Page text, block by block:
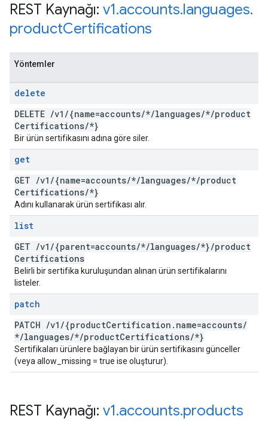
REST Kaynağı: v1.accounts.languages.
productCertifications
Yöntemler
delete
DELETE /v1 /{name=accounts/*/languages/*/product
Certifications/*}
Bir ürün sertifikasını adına göre siler.
get
GET /v1 /{name=accounts/*/languages/*/product
Certifications/*}
Adını kullanarak ürün sertifikası alır.
list
GET /v1 /{parent=accounts/*/languages/*}/product
Certifications
Belirli bir sertifika kuruluşundan alınan ürün sertifikalarını
listeler.
patch
PATCH /v1 /{productCertification . name=accounts/
*/languages/*/productCertifications/*}
Sertifikaları ürünlere bağlayan bir ürün sertifikasını günceller
(veya allow_missing = true ise oluşturur).
REST Kaynağı: v1.accounts.products